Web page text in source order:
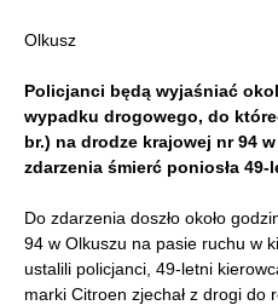
Olkusz
Policjanci będą wyjaśniać
wypadku drogowego, do
br.) na drodze krajowej nr 94
zdarzenia śmierć poniosła
Do zdarzenia doszło około
94 w Olkuszu na pasie ruchu w
ustalili policjanci, 49-letni
marki Citroen zjechał z drogi do